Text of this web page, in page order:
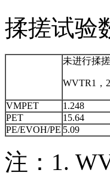
揉搓试验
未进行揉
WVTR1，2
VMPET 1.248
PET
15.64
PE/EVOH/PE 5.09
注：1.